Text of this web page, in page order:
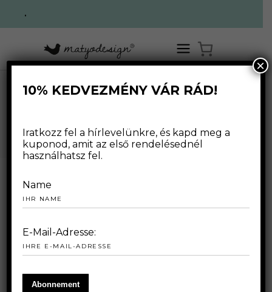
.
10% KEDVEZMÉNY VÁR RÁD!
Iratkozz fel a hírlevelünkre, és kapd meg a
kuponod, amit az első rendelésednél
használhatsz fel.
Name
E-Mail-Adresse:
×